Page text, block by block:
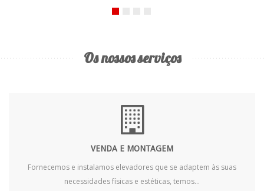
Os nossos serviços
VENDA E MONTAGEM
Fornecemos e instalamos elevadores que se adaptem às suas
necessidades físicas e estéticas, temos...